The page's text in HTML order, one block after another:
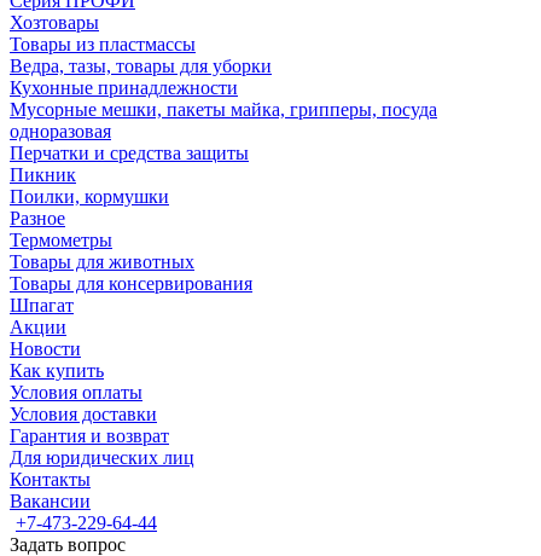
Хозтовары
Товары из пластмассы
Ведра, тазы, товары для уборки
Кухонные принадлежности
Мусорные мешки, пакеты майка, грипперы, посуда
одноразовая
Перчатки и средства защиты
Пикник
Поилки, кормушки
Разное
Термометры
Товары для животных
Товары для консервирования
Шпагат
Акции
Новости
Как купить
Условия оплаты
Условия доставки
Гарантия и возврат
Для юридических лиц
Контакты
Вакансии
+7-473-229-64-44
Задать вопрос